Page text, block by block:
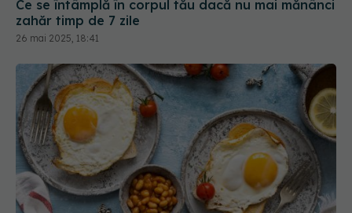
Ce se întâmplă în corpul tău dacă nu mai mănânci
zahăr timp de 7 zile
26 mai 2025, 18:41